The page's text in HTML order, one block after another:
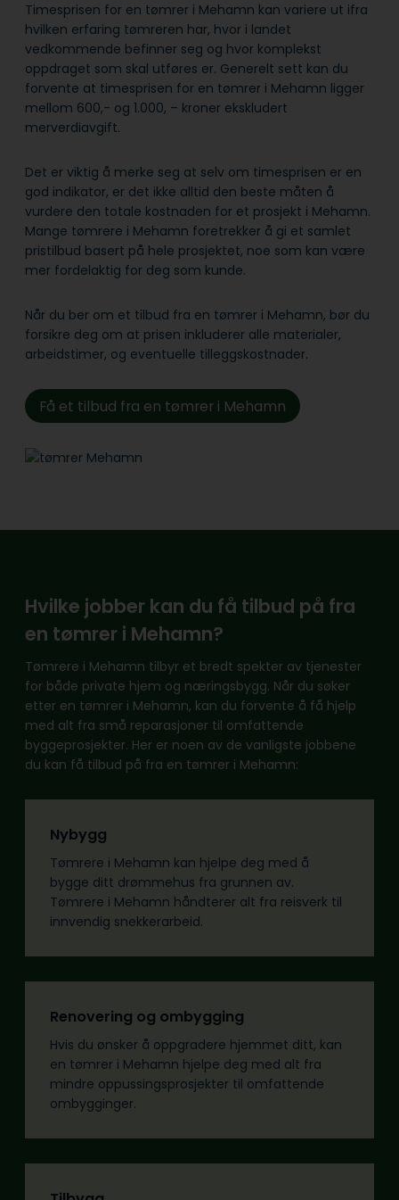
Timesprisen for en tømrer i Mehamn kan variere ut ifra
hvilken erfaring tømreren har, hvor i landet
vedkommende befinner seg og hvor komplekst
oppdraget som skal utføres er. Generelt sett kan du
forvente at timesprisen for en tømrer i Mehamn ligger
mellom 600,- og 1.000, – kroner ekskludert
merverdiavgift.
Det er viktig å merke seg at selv om timesprisen er en
god indikator, er det ikke alltid den beste måten å
vurdere den totale kostnaden for et prosjekt i Mehamn.
Mange tømrere i Mehamn foretrekker å gi et samlet
pristilbud basert på hele prosjektet, noe som kan være
mer fordelaktig for deg som kunde.
Når du ber om et tilbud fra en tømrer i Mehamn, bør du
forsikre deg om at prisen inkluderer alle materialer,
arbeidstimer, og eventuelle tilleggskostnader.
Få et tilbud fra en tømrer i Mehamn
Hvilke jobber kan du få tilbud på fra
en tømrer i Mehamn?
Tømrere i Mehamn tilbyr et bredt spekter av tjenester
for både private hjem og næringsbygg. Når du søker
etter en tømrer i Mehamn, kan du forvente å få hjelp
med alt fra små reparasjoner til omfattende
byggeprosjekter. Her er noen av de vanligste jobbene
du kan få tilbud på fra en tømrer i Mehamn:
Nybygg
Tømrere i Mehamn kan hjelpe deg med å
bygge ditt drømmehus fra grunnen av.
Tømrere i Mehamn håndterer alt fra reisverk til
innvendig snekkerarbeid.
Renovering og ombygging
Hvis du ønsker å oppgradere hjemmet ditt, kan
en tømrer i Mehamn hjelpe deg med alt fra
mindre oppussingsprosjekter til omfattende
ombygginger.